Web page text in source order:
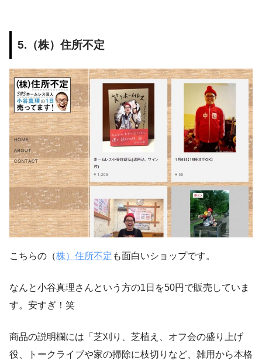
5.（株）住所不定
こちらの（株）住所不定 も面白いショップです。
なんと小谷真理さんという方の1日を50円で販売していま
す。安すぎ！笑
商品の説明欄には「芝刈り、芝植え、オフ会の盛り上げ
役、トークライブや家の掃除に枝切りなど、雑用から本格